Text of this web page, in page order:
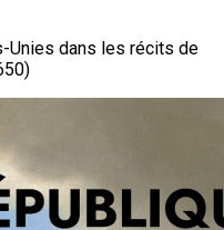
Unies dans les récits de